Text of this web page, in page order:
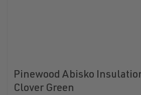
Pinewood Abisko
Clover Green